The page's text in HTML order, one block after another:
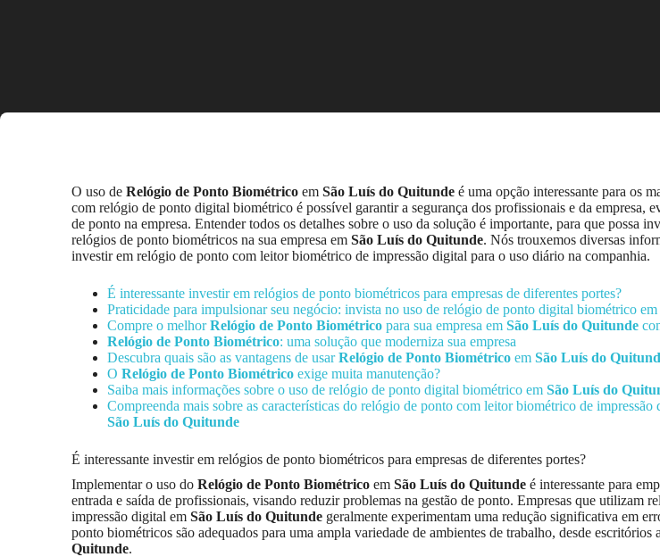
O uso de Relógio de Ponto Biométrico em São Luís do Quitunde é uma opção interessante para os
com relógio de ponto digital biométrico é possível garantir a segurança dos profissionais e da empresa,
de ponto na empresa. Entender todos os detalhes sobre o uso da solução é importante, para que possa
relógios de ponto biométricos na sua empresa em São Luís do Quitunde. Nós trouxemos diversas
investir em relógio de ponto com leitor biométrico de impressão digital para o uso diário na companhia.
É interessante investir em relógios de ponto biométricos para empresas de diferentes portes?
Praticidade para impulsionar seu negócio: invista no uso de relógio de ponto digital biométrico em
Compre o melhorRelógio de Ponto Biométrico para sua empresa em São Luís do Quitunde
Relógio de Ponto Biométrico: uma solução que moderniza sua empresa
Descubra quais são as vantagens de usarRelógio de Ponto Biométrico em São Luís do
O Relógio de Ponto Biométrico exige muita manutenção?
Saiba mais informações sobre o uso de relógio de ponto digital biométrico em São Luís do
Compreenda mais sobre as características do relógio de ponto com leitor biométrico de impressão
São Luís do Quitunde
É interessante investir em relógios de ponto biométricos para empresas de diferentes portes?
Implementar o uso do Relógio de Ponto Biométrico em São Luís do Quitunde é interessante para
entrada e saída de profissionais, visando reduzir problemas na gestão de ponto. Empresas que utilizam
impressão digital em São Luís do Quitunde geralmente experimentam uma redução significativa em
ponto biométricos são adequados para uma ampla variedade de ambientes de trabalho, desde escritórios
Quitunde.